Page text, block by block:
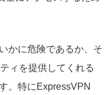
かに危険であるか、そ
ィを提供してくれる
。特にExpressVPN